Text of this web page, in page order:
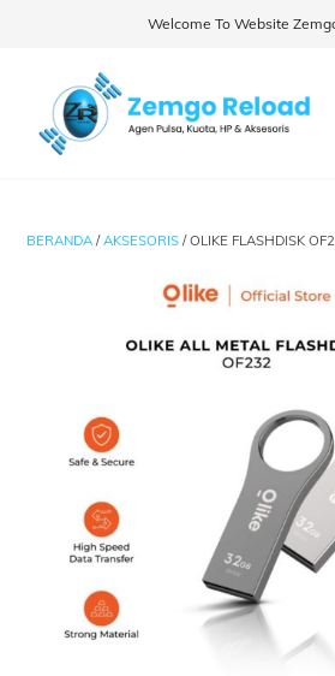
Welcome To Website
content
BERANDA /AKSESORIS / OLIKE FLASHDISK OF2